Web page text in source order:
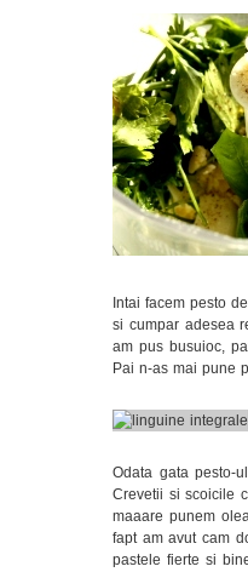
Intai facem pesto
si cumpar adesea
am pus busuioc,
Pai n-as mai pune
Odata gata pesto-
Crevetii si scoicile
maaare punem
fapt am avut cam
pastele fierte si